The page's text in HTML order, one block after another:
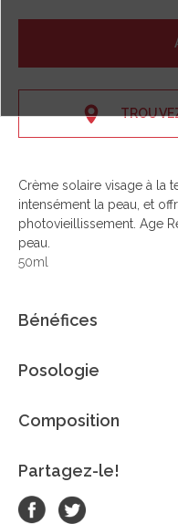
Crème solaire visage à la
intensément la peau, et
photovieillissement. Age
peau.
50ml
Bénéfices
Posologie
Composition
Partagez-le!